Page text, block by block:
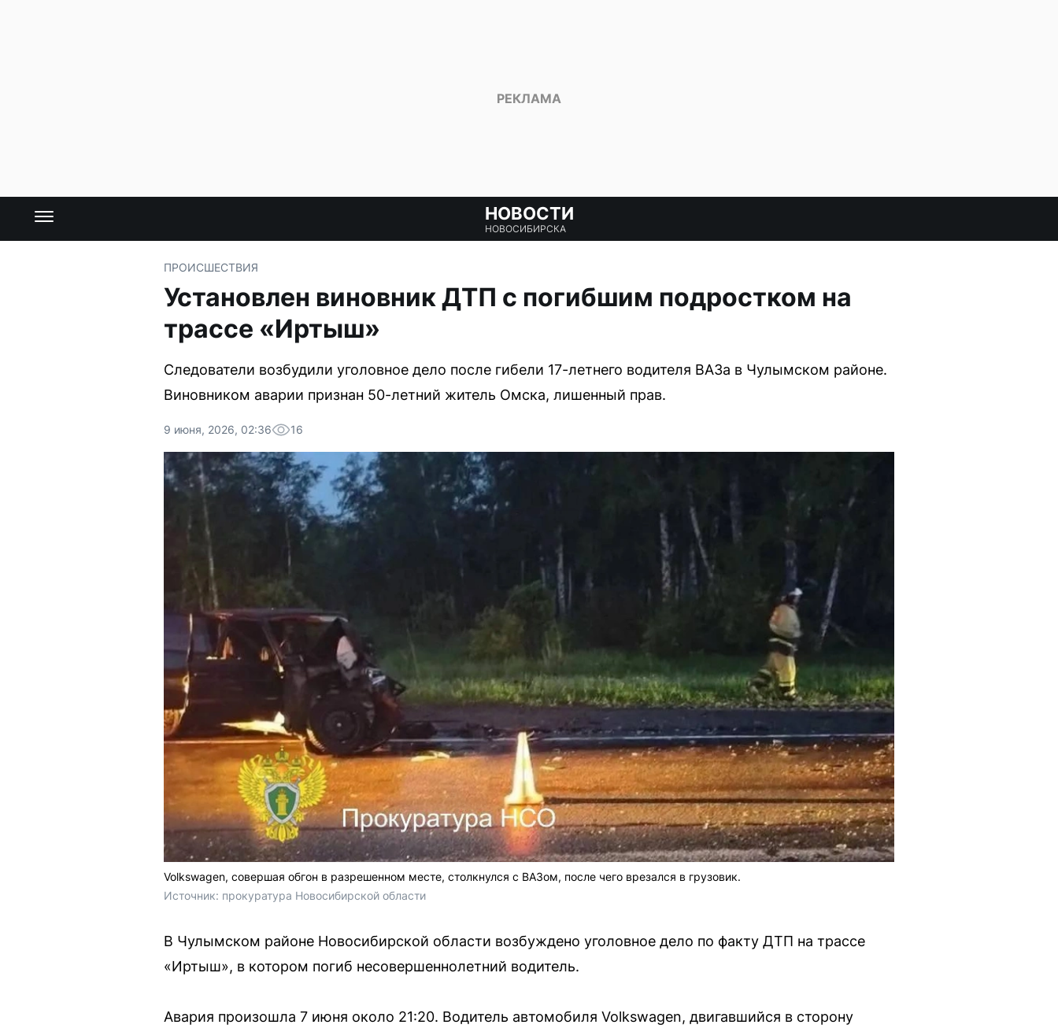
НОВОСТИ
НОВОСИБИРСКА
ПРОИСШЕСТВИЯ
Установлен виновник ДТП с погибшим подростком на
трассе «Иртыш»
Следователи возбудили уголовное дело после гибели 17-летнего водителя ВАЗа в Чулымском районе.
Виновником аварии признан 50-летний житель Омска, лишенный прав.
9 июня, 2026, 02:36 16
Volkswagen, совершая обгон в разрешенном месте, столкнулся с ВАЗом, после чего врезался в грузовик.
Источник: прокуратура Новосибирской области
В Чулымском районе Новосибирской области возбуждено уголовное дело по факту ДТП на трассе
«Иртыш», в котором погиб несовершеннолетний водитель.
Авария произошла 7 июня около 21:20. Водитель автомобиля Volkswagen, двигавшийся в сторону